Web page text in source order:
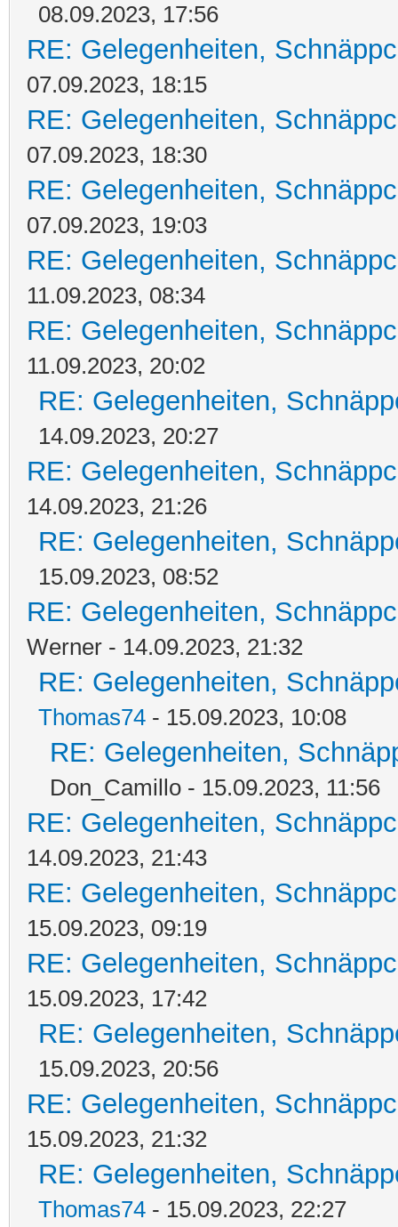
08.09.2023, 17:56
RE: Gelegenheiten,
07.09.2023, 18:15
RE: Gelegenheiten,
07.09.2023, 18:30
RE: Gelegenheiten,
07.09.2023, 19:03
RE: Gelegenheiten,
11.09.2023, 08:34
RE: Gelegenheiten,
11.09.2023, 20:02
RE: Gelegenheiten,
14.09.2023, 20:27
RE: Gelegenheiten,
14.09.2023, 21:26
RE: Gelegenheiten,
15.09.2023, 08:52
RE: Gelegenheiten,
Werner - 14.09.2023, 21:32
RE: Gelegenheiten,
Thomas74 - 15.09.2023, 10:08
RE: Gelegenheiten,
Don_Camillo - 15.09.2023, 11:56
RE: Gelegenheiten,
14.09.2023, 21:43
RE: Gelegenheiten,
15.09.2023, 09:19
RE: Gelegenheiten,
15.09.2023, 17:42
RE: Gelegenheiten,
15.09.2023, 20:56
RE: Gelegenheiten,
15.09.2023, 21:32
RE: Gelegenheiten,
Thomas74 - 15.09.2023, 22:27